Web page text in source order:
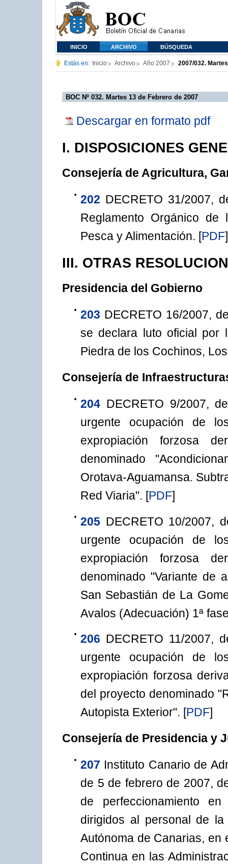
INICIO ARCHIVO BÚSQUEDA
Estás en: Inicio Archivo Año 2007 2007/032.
BOC Nº 032. Martes 13 de Febrero de 2007
Descargar en formato pdf
I. DISPOSICIONES
Consejería de Agricultura,
202 DECRETO 31/2007,
Reglamento Orgánico de
Pesca y Alimentación. [PDF]
III. OTRAS
Presidencia del Gobierno
203 DECRETO 16/2007,
se declara luto oficial por
Piedra de los Cochinos,
Consejería de
204 DECRETO 9/2007,
urgente ocupación de
expropiación forzosa
denominado
Orotava-Aguamansa.
Red Viaria". [PDF]
205 DECRETO 10/2007,
urgente ocupación de
expropiación forzosa
denominado "Variante de
San Sebastián de La
Avalos (Adecuación) 1ª
206 DECRETO 11/2007,
urgente ocupación de
expropiación forzosa
del proyecto denominado
Autopista Exterior". [PDF]
Consejería de Presidencia y
207 Instituto Canario de
de 5 de febrero de 2007,
de perfeccionamiento
dirigidos al personal de
Autónoma de Canarias, en
Continua en las